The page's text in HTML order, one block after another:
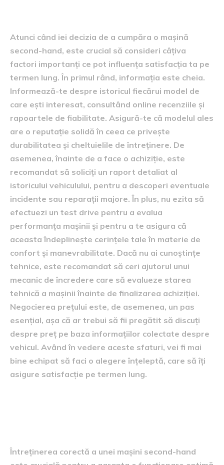
Atunci când iei decizia de a cumpăra o mașină
second-hand, este crucial să consideri câțiva
factori importanți ce pot influența satisfacția ta pe
termen lung. În primul rând, informația este cheia.
Informează-te despre istoricul fiecărui model de
care ești interesat, consultând online recenziile și
rapoartele de fiabilitate. Asigură-te că modelul ales
are o reputație solidă în ceea ce privește
durabilitatea și cheltuielile de întreținere. De
asemenea, înainte de a face o achiziție, este
recomandat să soliciți un raport detaliat al
istoricului vehiculului, pentru a descoperi eventuale
incidente sau reparații majore. În plus, nu ezita să
efectuezi un test drive pentru a evalua
performanța mașinii și pentru a te asigura că
aceasta îndeplinește cerințele tale în materie de
confort și manevrabilitate. Dacă nu ai cunoștințe
tehnice, este recomandat să ceri ajutorul unui
mecanic de încredere care să evalueze starea
tehnică a mașinii înainte de finalizarea achiziției.
Negocierea prețului este, de asemenea, un pas
esențial, așa că ar trebui să fii pregătit să discuți
despre preț pe baza informațiilor colectate despre
vehicul. Având în vedere aceste sfaturi, vei fi mai
bine echipat să faci o alegere înțeleptă, care să îți
asigure satisfacție pe termen lung.
Întreținerea corectă a unei mașini second-hand